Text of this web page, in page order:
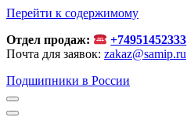
Перейти к содержимому
Отдел продаж:
+74951452333
Почта для заявок: zakaz@samip.ru
Подшипники в России